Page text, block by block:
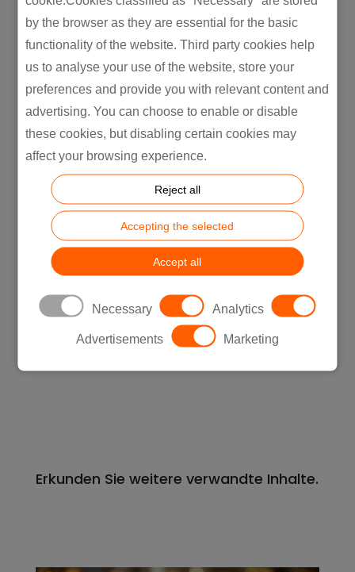
by the browser as they are essential for the basic
functionality of the website. Third party cookies help
us to analyse your use of the website, store your
preferences and provide you with relevant content and
advertising. You can choose to enable or disable
these cookies, but disabling certain cookies may
affect your browsing experience.
Reject all
Accepting the selected
Accept all
Necessary Analytics
Advertisements Marketing
einzigartige Lage, unvergleichliche Lösungen
für die Lieferkette anzubieten. Dieses
weitreichende Netzwerk wird durch
tiefgreifende lokale Marktkenntnisse und
operative Exzellenz in jeder Region ergänzt –
so profitieren unsere Kunden von einer
Lieferkette, die global aufgestellt und lokal
umgesetzt wird.
Unser Ansatz integriert die neuesten
Technologien im Lieferkettenmanagement
mit unseren umfangreichen
Fertigungskapazitäten und ermöglicht so
Branchengrenzen hinweg.
Erkunden Sie weitere verwandte Inhalte.